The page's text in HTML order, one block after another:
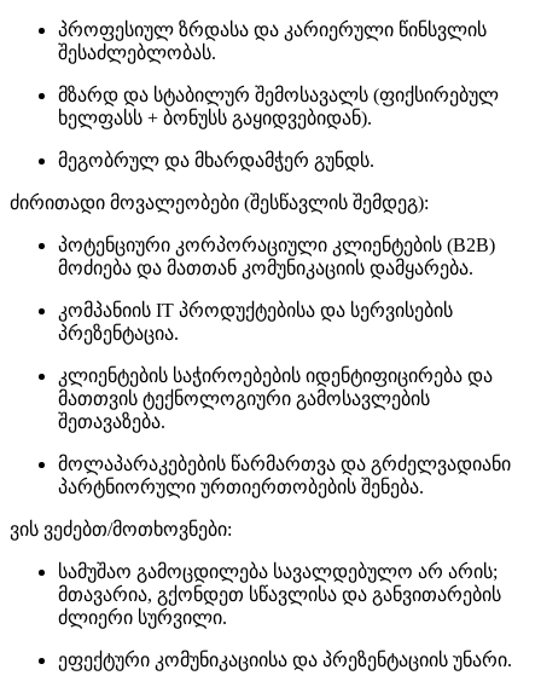
პროფესიულ ზრდასა და კარიერული წინსვლის
შესაძლებლობას.
მზარდ და სტაბილურ შემოსავალს (ფიქსირებულ
ხელფასს + ბონუსს გაყიდვებიდან).
მეგობრულ და მხარდამჭერ გუნდს.
ძირითადი მოვალეობები (შესწავლის შემდეგ):
პოტენციური კორპორაციული კლიენტების (B2B)
მოძიება და მათთან კომუნიკაციის დამყარება.
კომპანიის IT პროდუქტებისა და სერვისების
პრეზენტაცია.
კლიენტების საჭიროებების იდენტიფიცირება და
მათთვის ტექნოლოგიური გამოსავლების
შეთავაზება.
მოლაპარაკებების წარმართვა და გრძელვადიანი
პარტნიორული ურთიერთობების შენება.
ვის ვეძებთ/მოთხოვნები:
სამუშაო გამოცდილება სავალდებულო არ არის;
მთავარია, გქონდეთ სწავლისა და განვითარების
ძლიერი სურვილი.
ეფექტური კომუნიკაციისა და პრეზენტაციის უნარი.